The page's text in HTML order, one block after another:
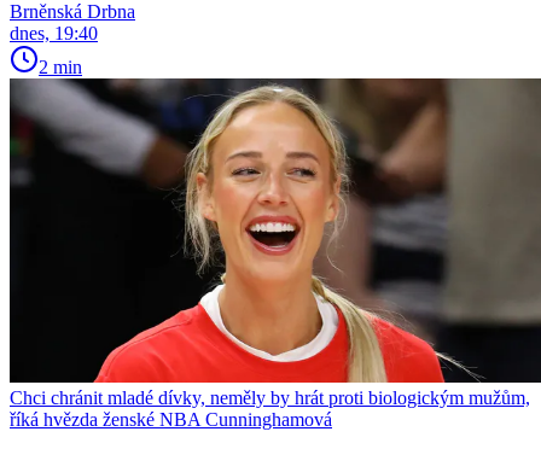
Brněnská Drbna
dnes, 19:40
2 min
Chci chránit mladé dívky, neměly by hrát proti biologickým mužům,
říká hvězda ženské NBA Cunninghamová